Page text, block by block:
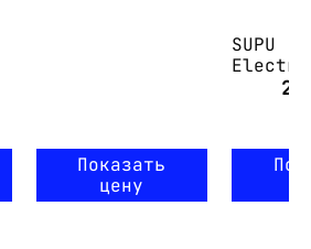
Показать
цену
SUPU